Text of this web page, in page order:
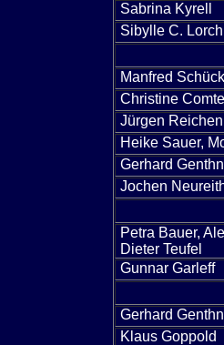
Sabrina Kyrell
Sibylle C. Lorch
Manfred
Christine
Jürgen
Heike Sauer,
Gerhard
Jochen
Petra Bauer,
Dieter Teufel
Gunnar Garleff
Gerhard
Klaus Goppold